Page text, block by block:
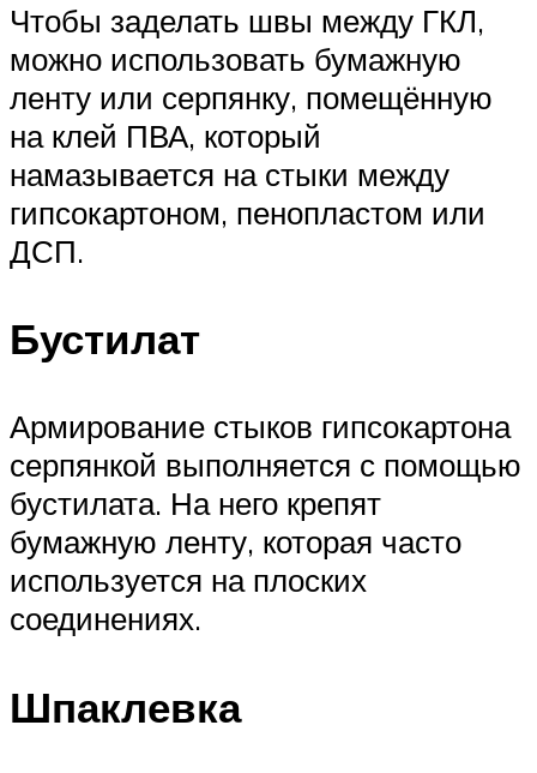
Чтобы заделать швы между ГКЛ,
можно использовать бумажную
ленту или серпянку, помещённую
на клей ПВА, который
намазывается на стыки между
гипсокартоном, пенопластом или
ДСП.
Бустилат
Армирование стыков гипсокартона
серпянкой выполняется с помощью
бустилата. На него крепят
бумажную ленту, которая часто
используется на плоских
соединениях.
Шпаклевка